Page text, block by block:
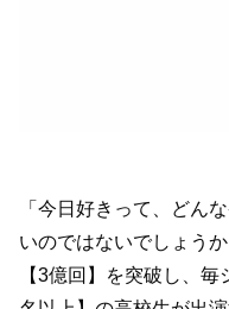
「今日好きって、どん
いのではないでしょう
【3億回】を突破し、